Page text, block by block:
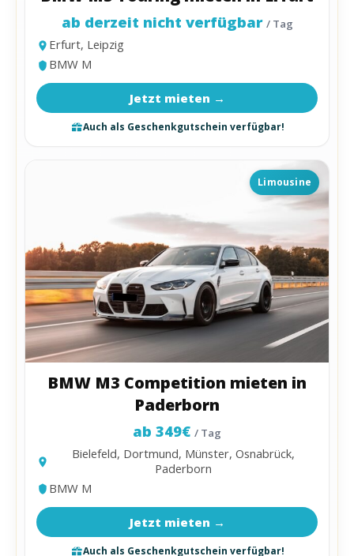
ab derzeit nicht verfügbar / Tag
Erfurt, Leipzig
BMW M
Jetzt mieten →
Auch als Geschenkgutschein verfügbar!
Limousine
BMW M3 Competition mieten in
Paderborn
ab 349€ / Tag
Bielefeld, Dortmund, Münster, Osnabrück,
Paderborn
BMW M
Jetzt mieten →
Auch als Geschenkgutschein verfügbar!